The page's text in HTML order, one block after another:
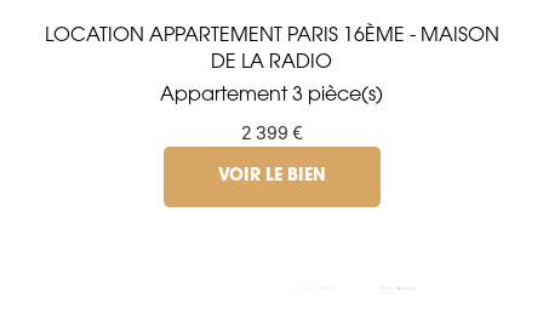
LOCATION APPARTEMENT PARIS 16ÈME - MAISON
DE LA RADIO
Appartement 3 pièce(s)
2 399 €
VOIR LE BIEN